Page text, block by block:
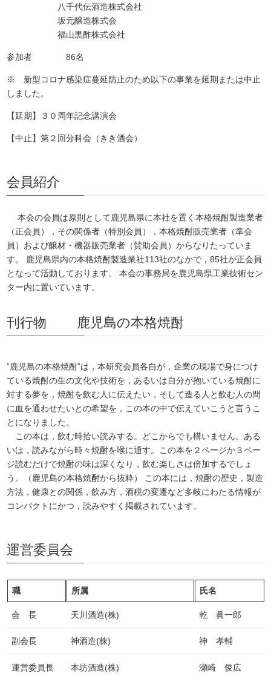
八千代伝酒造株式会社
坂元醸造株式会
福山黒酢株式会社
参加者 86名
※ 新型コロナ感染症蔓延防止のため以下の事業を延期または中止
しました。
【延期】３０周年記念講演会
【中止】第２回分科会（きき酒会）
会員紹介
本会の会員は原則として鹿児島県に本社を置く本格焼酎製造業者
（正会員），その関係者（特別会員），本格焼酎販売業者（準会
員）および醸材・機器販売業者（賛助会員）からなりたっていま
す。 鹿児島県内の本格焼酎製造業社113社のなかで，85社が正会員
となって活動しております。 本会の事務局を鹿児島県工業技術セン
ター内に置いています。
刊行物 鹿児島の本格焼酎
”鹿児島の本格焼酎”は，本研究会員各自が，企業の現場で身につけ
ている焼酎の生の文化や技術を，あるいは自分が抱いている焼酎に
対する夢を，焼酎を飲む人に伝えたい，そして造る人と飲む人の間
に血を通わせたいとの希望を，この本の中で伝えていこうと言うこ
とになりました。
この本は，飲む時拾い読みする。どこからでも構いません。ある
いは，読みながら時々焼酎を喉に通す。この本を２ページか３ペー
ジ読むだけで焼酎の味は深くなり，飲む楽しさは倍加するでしょ
う。（鹿児島の本格焼酎から抜粋） この本には，焼酎の歴史，製造
方法，健康との関係，飲み方，酒税の変遷など多岐にわたる情報が
コンパクトにかつ，読みやすく掲載されています。
運営委員会
職 所属 氏名
会 長 天川酒造(株) 乾 眞一郎
副会長 神酒造(株) 神 孝輔
運営委員長 本坊酒造(株) 瀬崎 俊広